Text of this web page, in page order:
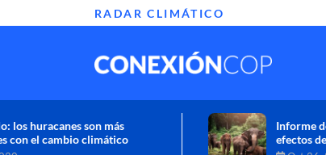
RADAR CLIMÁTICO
Informe de la ONU alerta sobre graves
efectos del cambio climático en África